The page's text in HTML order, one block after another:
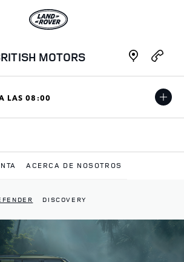
Enlace al sitio principal
Link Opens in New Tab
MOTORS Link Opens
LAS08:00
TAB
ACERCA DE NOSOTROS
DISCOVERY